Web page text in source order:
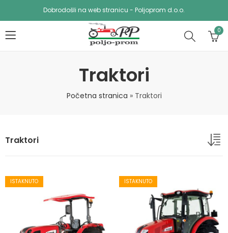
Dobrodošli na web stranicu - Poljoprom d.o.o.
0
Traktori
Početna stranica » Traktori
Traktori
ISTAKNUTO ISTAKNUTO